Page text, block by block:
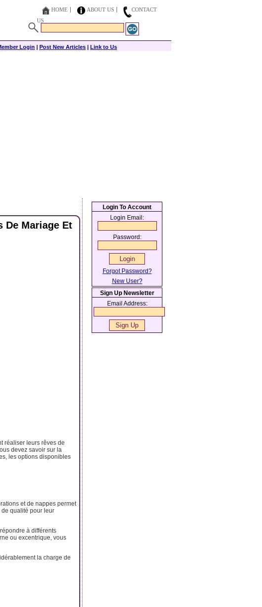
HOME ABOUT US
CONTACT
US
Login | Post New Articles | Link to Us
De Mariage Et
réaliser leurs rêves de
devez savoir sur la
les options disponibles
et de nappes permet
qualité pour leur
à différents
ou excentrique, vous
la charge de
Login To Account
Login Email:
Password:
Forgot Password?
New User?
Sign Up Newsletter
Email Address: